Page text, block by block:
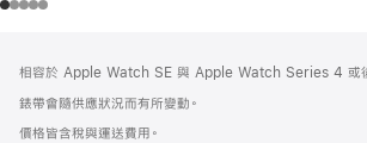
腳
腳
相容於 Apple Watch SE 與 Apple Watch Series 4 或後
錶帶會隨供應狀況而有所變動。
價格皆含稅與運送費用。